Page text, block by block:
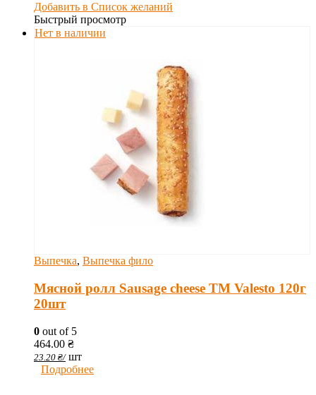
Добавить в Список желаний
Быстрый просмотр
Нет в наличии
Выпечка, Выпечка фило
Мясной ролл Sausage cheese TM Valesto 120г
20шт
0 out of 5
464.00 ₴
23.20 ₴/ шт
Подробнее